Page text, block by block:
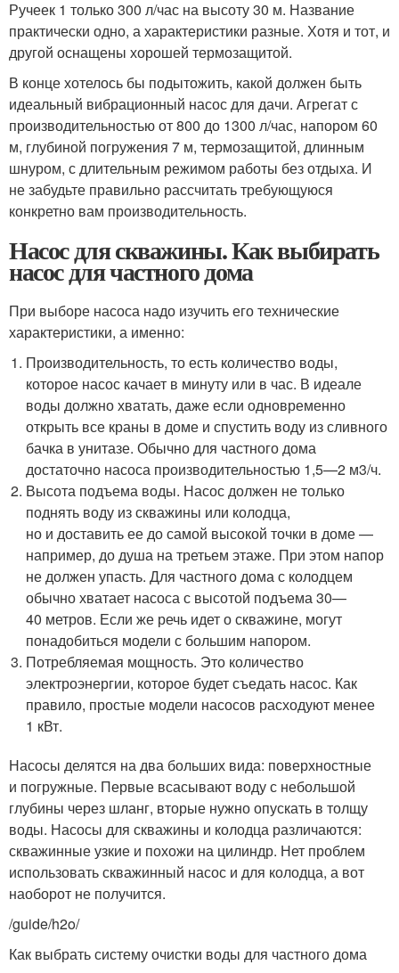
Ручеек 1 только 300 л/час на высоту 30 м. Название
практически одно, а характеристики разные. Хотя и тот, и
другой оснащены хорошей термозащитой.
В конце хотелось бы подытожить, какой должен быть
идеальный вибрационный насос для дачи. Агрегат с
производительностью от 800 до 1300 л/час, напором 60
м, глубиной погружения 7 м, термозащитой, длинным
шнуром, с длительным режимом работы без отдыха. И
не забудьте правильно рассчитать требующуюся
конкретно вам производительность.
Насос для скважины. Как выбирать
насос для частного дома
При выборе насоса надо изучить его технические
характеристики, а именно:
Производительность, то есть количество воды,
которое насос качает в минуту или в час. В идеале
воды должно хватать, даже если одновременно
открыть все краны в доме и спустить воду из сливного
бачка в унитазе. Обычно для частного дома
достаточно насоса производительностью 1,5—2 м3/ч.
Высота подъема воды. Насос должен не только
поднять воду из скважины или колодца,
но и доставить ее до самой высокой точки в доме —
например, до душа на третьем этаже. При этом напор
не должен упасть. Для частного дома с колодцем
обычно хватает насоса с высотой подъема 30—
40 метров. Если же речь идет о скважине, могут
понадобиться модели с большим напором.
Потребляемая мощность. Это количество
электроэнергии, которое будет съедать насос. Как
правило, простые модели насосов расходуют менее
1 кВт.
Насосы делятся на два больших вида: поверхностные
и погружные. Первые всасывают воду с небольшой
глубины через шланг, вторые нужно опускать в толщу
воды. Насосы для скважины и колодца различаются:
скважинные узкие и похожи на цилиндр. Нет проблем
использовать скважинный насос и для колодца, а вот
наоборот не получится.
/guide/h2o/
Как выбрать систему очистки воды для частного дома